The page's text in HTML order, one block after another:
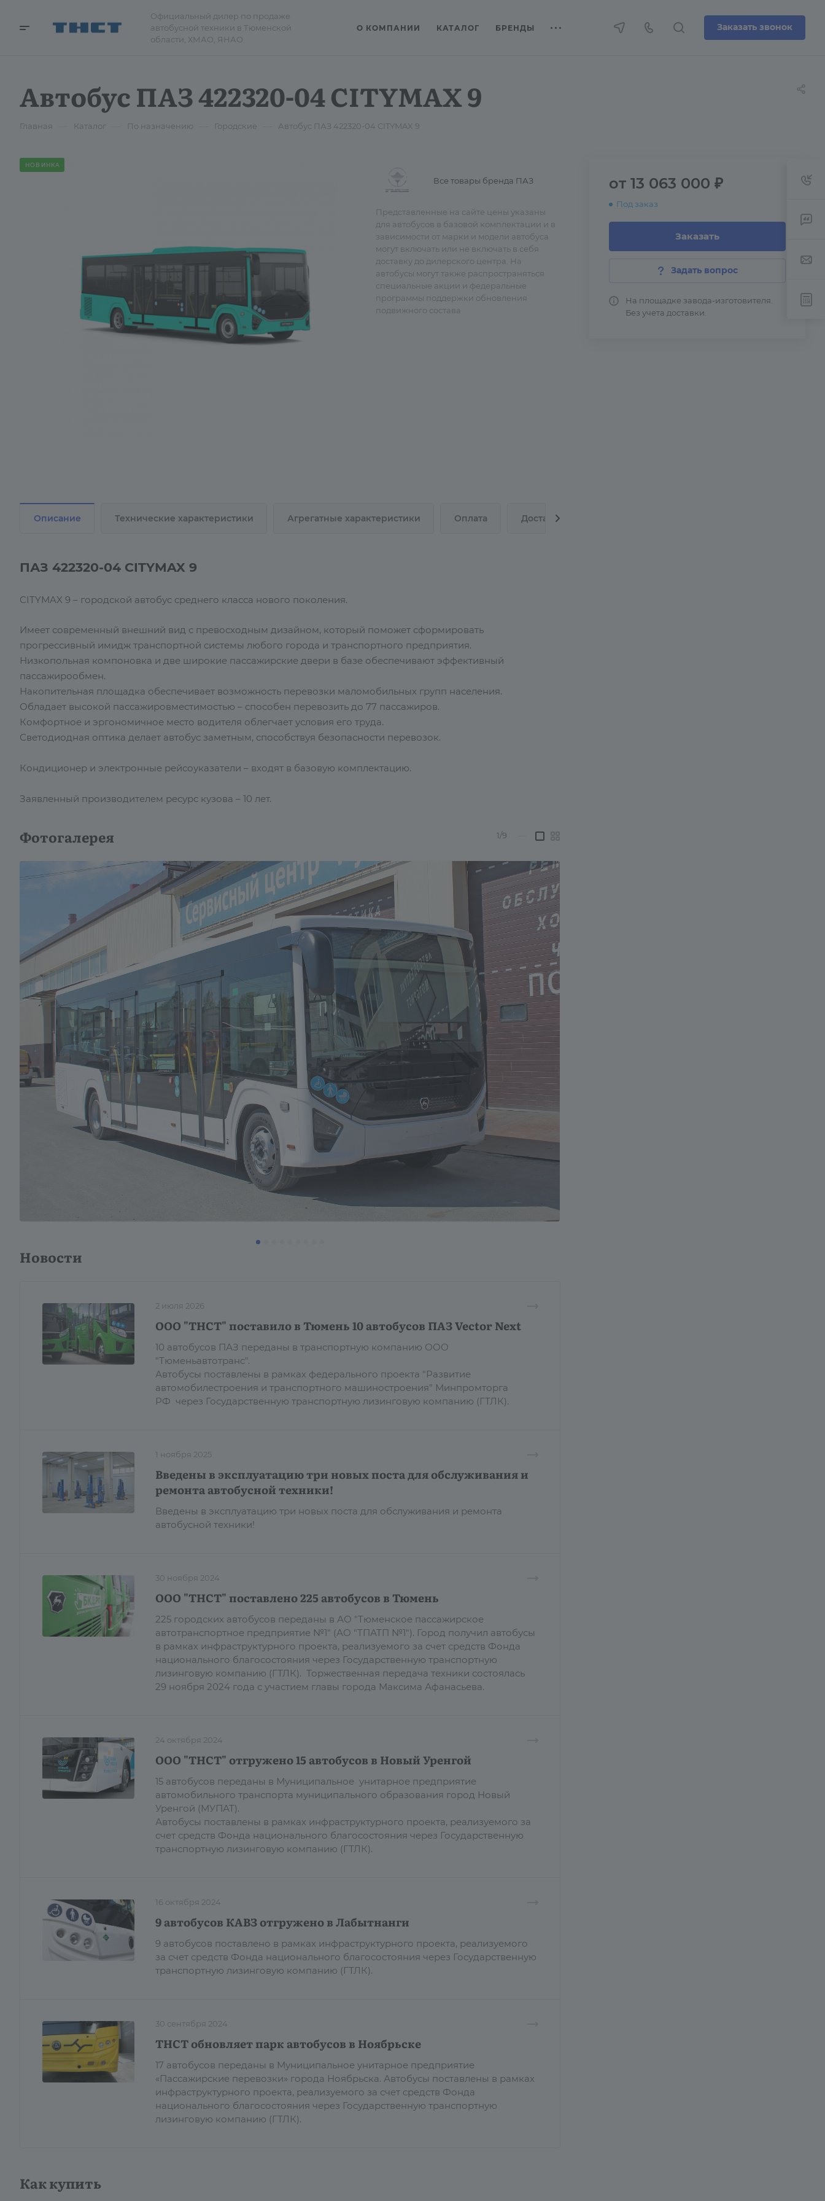
Официальный дилер по продаже
автобусной техники в Тюменской
области, ХМАО, ЯНАО
О КОМПАНИИ КАТАЛОГ БРЕНДЫ Заказать звонок
Автобус ПАЗ 422320-04 CITYMAX 9
Главная Каталог По назначению Городские Автобус ПАЗ 422320-04 CITYMAX 9
от 13 063 000 ₽
Под заказ
Заказать
Задать вопрос
На площадке завода-изготовителя.
Без учета доставки.
НОВИНКА
Все товары бренда ПАЗ
Представленные на сайте цены указаны
для автобусов в базовой комплектации и в
зависимости от марки и модели автобуса
могут включать или не включать в себя
доставку до дилерского центра. На
автобусы могут также распространяться
специальные акции и федеральные
программы поддержки обновления
подвижного состава
Описание Технические характеристики Агрегатные характеристики Оплата Доставка
ПАЗ 422320-04 CITYMAX 9
CITYMAX 9 – городской автобус среднего класса нового поколения.
Имеет современный внешний вид с превосходным дизайном, который поможет сформировать
прогрессивный имидж транспортной системы любого города и транспортного предприятия.
Низкопольная компоновка и две широкие пассажирские двери в базе обеспечивают эффективный
пассажирообмен.
Накопительная площадка обеспечивает возможность перевозки маломобильных групп населения.
Обладает высокой пассажировместимостью – способен перевозить до 77 пассажиров.
Комфортное и эргономичное место водителя облегчает условия его труда.
Светодиодная оптика делает автобус заметным, способствуя безопасности перевозок.
Кондиционер и электронные рейсоуказатели – входят в базовую комплектацию.
Заявленный производителем ресурс кузова – 10 лет.
Фотогалерея 1/9
Новости
2 июля 2026
ООО "ТНСТ" поставило в Тюмень 10 автобусов ПАЗ Vector Next
10 автобусов ПАЗ переданы в транспортную компанию ООО
"Тюменьавтотранс".
Автобусы поставлены в рамках федерального проекта "Развитие
автомобилестроения и транспортного машиностроения" Минпромторга
РФ через Государственную транспортную лизинговую компанию (ГТЛК).
1 ноября 2025
Введены в эксплуатацию три новых поста для обслуживания и
ремонта автобусной техники!
Введены в эксплуатацию три новых поста для обслуживания и ремонта
автобусной техники!
30 ноября 2024
ООО "ТНСТ" поставлено 225 автобусов в Тюмень
225 городских автобусов переданы в АО "Тюменское пассажирское
автотранспортное предприятие №1" (АО "ТПАТП №1"). Город получил автобусы
в рамках инфраструктурного проекта, реализуемого за счет средств Фонда
национального благосостояния через Государственную транспортную
лизинговую компанию (ГТЛК). Торжественная передача техники состоялась
29 ноября 2024 года с участием главы города Максима Афанасьева.
24 октября 2024
ООО "ТНСТ" отгружено 15 автобусов в Новый Уренгой
15 автобусов переданы в Муниципальное унитарное предприятие
автомобильного транспорта муниципального образования город Новый
Уренгой (МУПАТ).
Автобусы поставлены в рамках инфраструктурного проекта, реализуемого за
счет средств Фонда национального благосостояния через Государственную
транспортную лизинговую компанию (ГТЛК).
16 октября 2024
9 автобусов КАВЗ отгружено в Лабытнанги
9 автобусов поставлено в рамках инфраструктурного проекта, реализуемого
за счет средств Фонда национального благосостояния через Государственную
транспортную лизинговую компанию (ГТЛК).
30 сентября 2024
ТНСТ обновляет парк автобусов в Ноябрьске
17 автобусов переданы в Муниципальное унитарное предприятие
«Пассажирские перевозки» города Ноябрьска. Автобусы поставлены в рамках
инфраструктурного проекта, реализуемого за счет средств Фонда
национального благосостояния через Государственную транспортную
лизинговую компанию (ГТЛК).
Как купить